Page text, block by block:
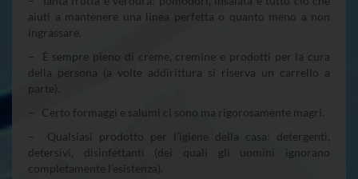
aiuti a mantenere una linea perfetta o quanto meno a non
ingrassare.
– È sempre pieno di creme, cremine e prodotti per la cura
della persona (a volte addirittura si riserva un carrello a
parte).
– Certo formaggi e salumi ci sono ma rigorosamente magri.
– Qualsiasi prodotto per l’igiene della casa: detergenti,
detersivi, disinfettanti (dei quali gli uomini ignorano
completamente l’esistenza).